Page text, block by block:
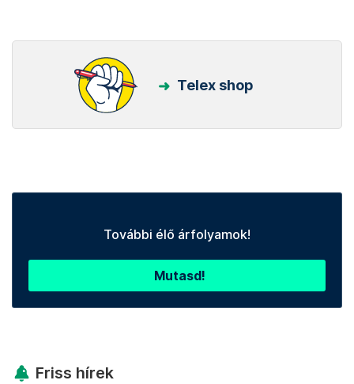
Telex shop
További élő árfolyamok!
Mutasd!
Friss hírek